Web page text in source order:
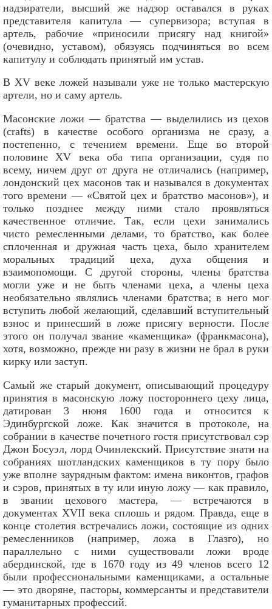
надзиратели, высший же надзор оставался в руках
представителя капитула — супервизора; вступая в
артель, рабочие «приносили присягу над книгой»
(очевидно, уставом), обязуясь подчиняться во всем
капитулу и соблюдать принятый им устав.
В XV веке ложей называли уже не только мастерскую
артели, но и саму артель.
Масонские ложи — братства — выделились из цехов
(crafts) в качестве особого организма не сразу, а
постепенно, с течением времени. Еще во второй
половине XV века оба типа организации, судя по
всему, ничем друг от друга не отличались (например,
лондонский цех масонов так и назывался в документах
того времени — «Святой цех и братство масонов»), и
только позднее между ними стало проявляться
качественное отличие. Так, если цехи занимались
чисто ремесленными делами, то братство, как более
сплоченная и дружная часть цеха, было хранителем
моральных традиций цеха, духа общения и
взаимопомощи. С другой стороны, члены братства
могли уже и не быть членами цеха, а члены цеха
необязательно являлись членами братства; в него мог
вступить любой желающий, сделавший вступительный
взнос и принесший в ложе присягу верности. После
этого он получал звание «каменщика» (франкмасона),
хотя, возможно, прежде ни разу в жизни не брал в руки
кирку или заступ.
Самый же старый документ, описывающий процедуру
принятия в масонскую ложу постороннего цеху лица,
датирован 3 нюня 1600 года и относится к
Эдинбургской ложе. Как значится в протоколе, на
собрании в качестве почетного гостя присутствовал сэр
Джон Босуэл, лорд Очинлекский. Присутствие знати на
собраниях шотландских каменщиков в ту пору было
уже вполне заурядным фактом: имена виконтов, графов
и сэров, принятых в ту или иную ложу — как правило,
в звании цехового мастера, — встречаются в
документах XVII века сплошь и рядом. Правда, еще в
конце столетия встречались ложи, состоящие из одних
ремесленников (например, ложа в Глазго), но
параллельно с ними существовали ложи вроде
абердинской, где в 1670 году из 49 членов всего 12
были профессиональными каменщиками, а остальные
— это дворяне, пасторы, коммерсанты и представители
гуманитарных профессий.